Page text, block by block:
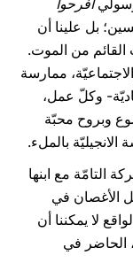
افرحوا
بل علينا أن
القائم من الموت.
ممارسة
وكلّ عمل،
وبروح محبّة
بالملء.
التامّة مع ابنها
الأغصان في
لا يمكننا أن
الحاضر في